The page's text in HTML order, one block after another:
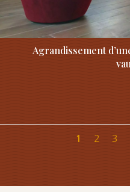
Agrandissement
1 2 3